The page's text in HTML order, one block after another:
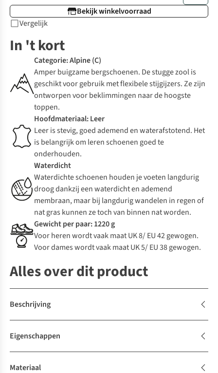
Bekijk winkelvoorraad
Vergelijk
In 't kort
Categorie: Alpine (C)
Amper buigzame bergschoenen. De stugge zool is
geschikt voor gebruik met flexibele stijgijzers. Ze zijn
ontworpen voor beklimmingen naar de hoogste
toppen.
Hoofdmateriaal: Leer
Leer is stevig, goed ademend en waterafstotend. Het
is belangrijk om leren schoenen goed te
onderhouden.
Waterdicht
Waterdichte schoenen houden je voeten langdurig
droog dankzij een waterdicht en ademend
membraan, maar bij langdurig wandelen in regen of
nat gras kunnen ze toch van binnen nat worden.
Gewicht per paar: 1220 g
Voor heren wordt vaak maat UK 8/ EU 42 gewogen.
Voor dames wordt vaak maat UK 5/ EU 38 gewogen.
Alles over dit product
Beschrijving
Eigenschappen
Materiaal